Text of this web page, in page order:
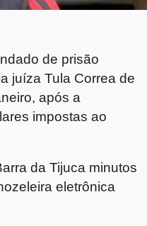
de prisão
juíza Tula Correa de
após a
impostas ao
da Tijuca minutos
eletrônica